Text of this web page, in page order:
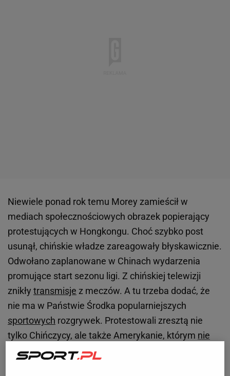
Niewiele ponad rok temu Morey zamieścił w
mediach społecznościowych obrazek popierający
protestujących w Hongkongu. Choć szybko post
usunął, chińskie władze zareagowały błyskawicznie.
Odwołano zaplanowane w Chinach wydarzenia
promujące start sezonu ligi. Z chińskiej telewizji
znikły transmisje z meczów. A tu trzeba dodać, że
nie ma w Państwie Środka popularniejszych
sportowych rozgrywek. Protestowali zresztą nie
tylko Chińczycy, ale także Amerykanie, którym nie
bardzo podobała się reakcja władz NBA na ten